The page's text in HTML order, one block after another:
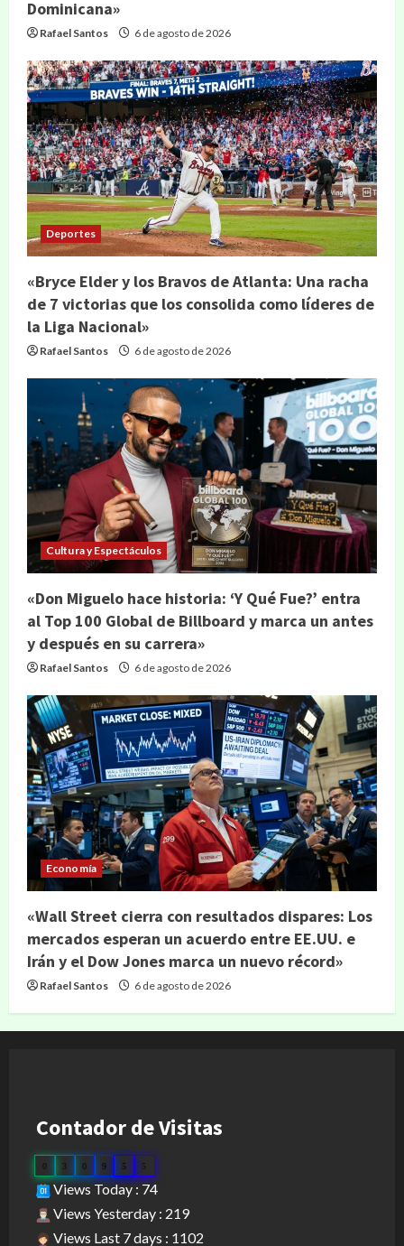
Dominicana»
Rafael Santos 6 de agosto de 2026
Deportes
«Bryce Elder y los Bravos de Atlanta: Una racha
de 7 victorias que los consolida como líderes de
la Liga Nacional»
Rafael Santos 6 de agosto de 2026
Cultura y Espectáculos
«Don Miguelo hace historia: ‘Y Qué Fue?’ entra
al Top 100 Global de Billboard y marca un antes
y después en su carrera»
Rafael Santos 6 de agosto de 2026
Economía
«Wall Street cierra con resultados dispares: Los
mercados esperan un acuerdo entre EE.UU. e
Irán y el Dow Jones marca un nuevo récord»
Rafael Santos 6 de agosto de 2026
Contador de Visitas
3 0 9 5 5
Views Today : 74
Views Yesterday : 219
Views Last 7 days : 1102